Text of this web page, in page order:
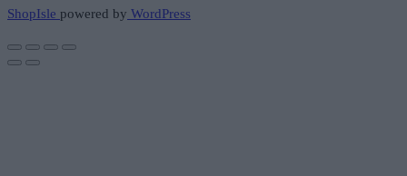
ShopIsle powered by WordPress